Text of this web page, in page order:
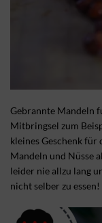
Gebrannte Mandeln
Mitbringsel zum
kleines Geschenk
Mandeln und Nüsse
leider nie allzu lang
nicht selber zu essen!